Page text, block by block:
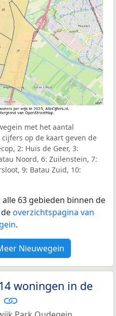
met het aantal
op de kaart geven de
2: Huis de Geer, 3:
Noord, 6: Zuilenstein, 7:
9: Batau Zuid, 10:
63 gebieden binnen de
overzichtspagina van
.
Nieuwegein
woningen in de